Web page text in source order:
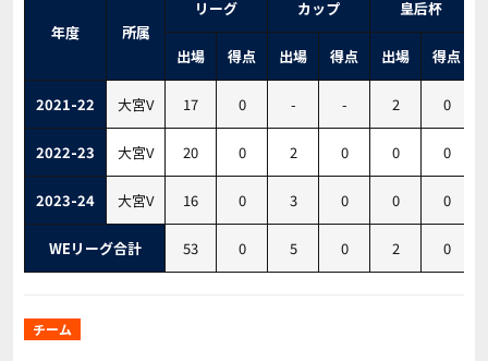
年度 所属
リーグ カップ 皇后杯
出場 得点 出場 得点 出場 得点
2021-22 大宮V 17 0 - - 2 0
2022-23 大宮V 20 0 2 0 0 0
2023-24 大宮V 16 0 3 0 0 0
WEリーグ合計 53 0 5 0 2 0
チーム